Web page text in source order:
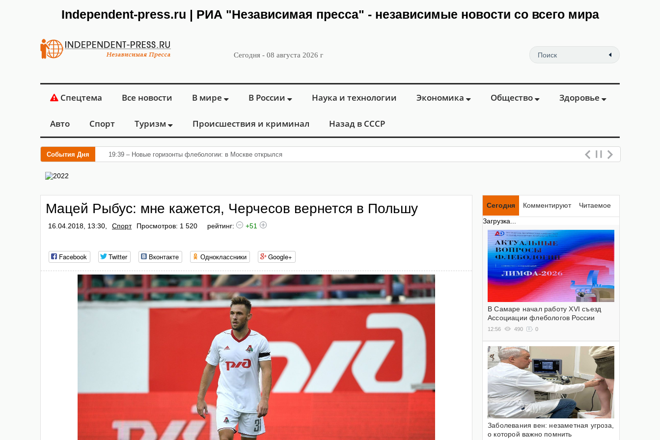
Independent-press.ru | РИА "Независимая пресса" - независимые новости со всего мира
Сегодня - 08 августа 2026 г
Спецтема Все новости В мире В России Наука и технологии Экономика Общество Здоровье
Авто Спорт Туризм Происшествия и криминал Назад в СССР
События Дня 19:39 – Новые горизонты флебологии: в Москве открылся «Городской центр флебологии» для лечения
Мацей Рыбус: мне кажется, Черчесов вернется в Польшу
16.04.2018, 13:30, Спорт Просмотров: 1 520 рейтинг: +51
Facebook Twitter Вконтакте Одноклассники Google+
Сегодня Комментируют
Читаемое
Загрузка...
В Самаре начал работу XVI съезд
Ассоциации флебологов России
12:56 490 0
Заболевания вен: незаметная угроза,
о которой важно помнить